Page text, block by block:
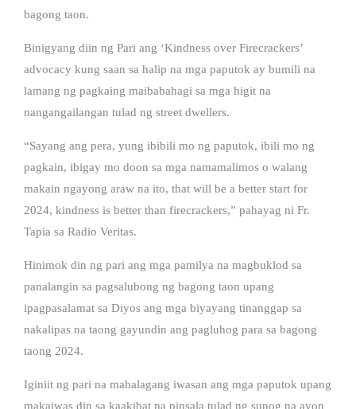
bagong taon.
Binigyang diin ng Pari ang ‘Kindness over Firecrackers’
advocacy kung saan sa halip na mga paputok ay bumili na
lamang ng pagkaing maibabahagi sa mga higit na
nangangailangan tulad ng street dwellers.
“Sayang ang pera, yung ibibili mo ng paputok, ibili mo ng
pagkain, ibigay mo doon sa mga namamalimos o walang
makain ngayong araw na ito, that will be a better start for
2024, kindness is better than firecrackers,” pahayag ni Fr.
Tapia sa Radio Veritas.
Hinimok din ng pari ang mga pamilya na magbuklod sa
panalangin sa pagsalubong ng bagong taon upang
ipagpasalamat sa Diyos ang mga biyayang tinanggap sa
nakalipas na taong gayundin ang pagluhog para sa bagong
taong 2024.
Iginiit ng pari na mahalagang iwasan ang mga paputok upang
makaiwas din sa kaakibat na pinsala tulad ng sunog na ayon